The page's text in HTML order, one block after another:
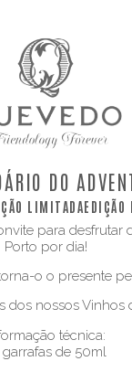
DO
LIMITADAEDIÇÃO
para desfrutar
Porto por dia!
o o presente
dos nossos Vinhos
técnica:
garrafas de 50ml